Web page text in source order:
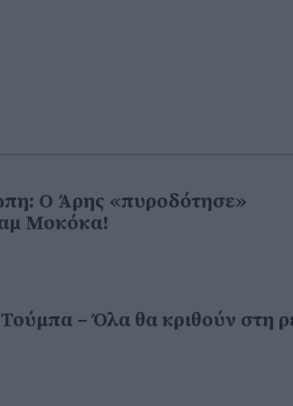
Ο Άρης «πυροδότησε»
Μοκόκα!
– Όλα θα κριθούν στη